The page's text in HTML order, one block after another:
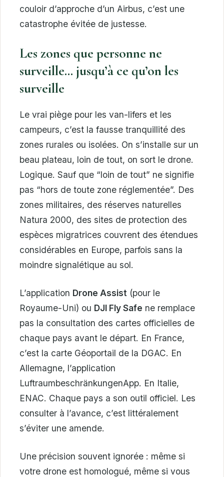
couloir d’approche d’un Airbus, c’est une
catastrophe évitée de justesse.
Les zones que personne ne
surveille… jusqu’à ce qu’on les
surveille
Le vrai piège pour les van-lifers et les
campeurs, c’est la fausse tranquillité des
zones rurales ou isolées. On s’installe sur un
beau plateau, loin de tout, on sort le drone.
Logique. Sauf que “loin de tout” ne signifie
pas “hors de toute zone réglementée”. Des
zones militaires, des réserves naturelles
Natura 2000, des sites de protection des
espèces migratrices couvrent des étendues
considérables en Europe, parfois sans la
moindre signalétique au sol.
L’application Drone Assist (pour le
Royaume-Uni) ou DJI Fly Safe ne remplace
pas la consultation des cartes officielles de
chaque pays avant le départ. En France,
c’est la carte Géoportail de la DGAC. En
Allemagne, l’application
LuftraumbeschränkungenApp. En Italie,
ENAC. Chaque pays a son outil officiel. Les
consulter à l’avance, c’est littéralement
s’éviter une amende.
Une précision souvent ignorée : même si
votre drone est homologué, même si vous